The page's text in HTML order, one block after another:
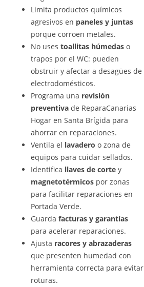
Limita productos químicos
agresivos en paneles y juntas
porque corroen metales.
No uses toallitas húmedas o
trapos por el WC: pueden
obstruir y afectar a desagües de
electrodomésticos.
Programa una revisión
preventiva de ReparaCanarias
Hogar en Santa Brígida para
ahorrar en reparaciones.
Ventila el lavadero o zona de
equipos para cuidar sellados.
Identifica llaves de corte y
magnetotérmicos por zonas
para facilitar reparaciones en
Portada Verde.
Guarda facturas y garantías
para acelerar reparaciones.
Ajusta racores y abrazaderas
que presenten humedad con
herramienta correcta para evitar
roturas.